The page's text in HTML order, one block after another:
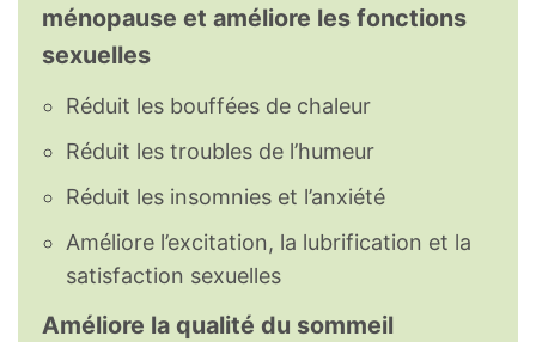
ménopause et améliore les fonctions
sexuelles
Réduit les bouffées de chaleur
Réduit les troubles de l’humeur
Réduit les insomnies et l’anxiété
Améliore l’excitation, la lubrification et la
satisfaction sexuelles
Améliore la qualité du sommeil